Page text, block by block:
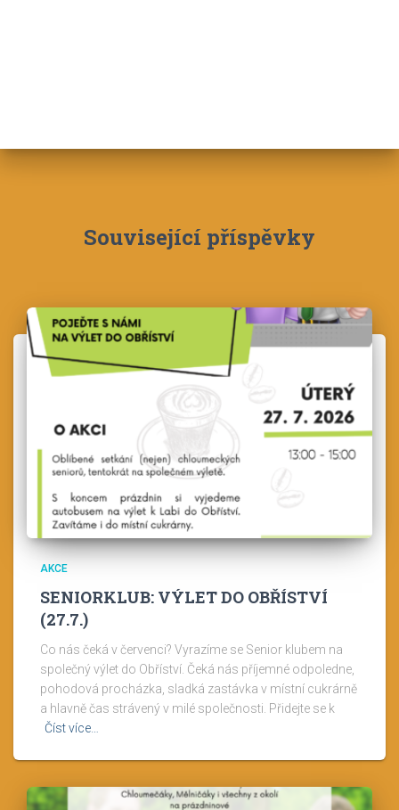
Související příspěvky
AKCE
SENIORKLUB: VÝLET DO OBŘÍSTVÍ
(27.7.)
Co nás čeká v červenci? Vyrazíme se Senior klubem na
společný výlet do Obříství. Čeká nás příjemné odpoledne,
pohodová procházka, sladká zastávka v místní cukrárně
a hlavně čas strávený v milé společnosti. Přidejte se k
Číst více…